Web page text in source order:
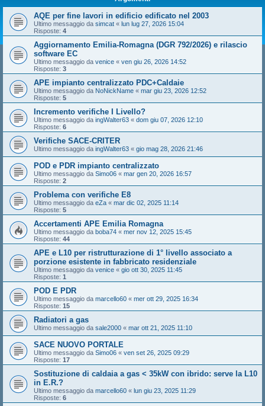
AQE per fine lavori in edificio edificato nel 2003
Ultimo messaggio da simcat « lun lug 27, 2026 15:04
Risposte: 4
Aggiornamento Emilia-Romagna (DGR 792/2026) e rilascio
software EC
Ultimo messaggio da venice « ven giu 26, 2026 14:52
Risposte: 3
APE impianto centralizzato PDC+Caldaie
Ultimo messaggio da NoNickName « mar giu 23, 2026 12:52
Risposte: 5
Incremento verifiche I Livello?
Ultimo messaggio da ingWalter63 « dom giu 07, 2026 12:10
Risposte: 6
Verifiche SACE-CRITER
Ultimo messaggio da ingWalter63 « gio mag 28, 2026 21:46
POD e PDR impianto centralizzato
Ultimo messaggio da Simo06 « mar gen 20, 2026 16:57
Risposte: 2
Problema con verifiche E8
Ultimo messaggio da eZa « mar dic 02, 2025 11:14
Risposte: 5
Accertamenti APE Emilia Romagna
Ultimo messaggio da boba74 « mer nov 12, 2025 15:45
Risposte: 44
APE e L10 per ristrutturazione di 1° livello associato a
porzione esistente in fabbricato residenziale
Ultimo messaggio da venice « gio ott 30, 2025 11:45
Risposte: 1
POD E PDR
Ultimo messaggio da marcello60 « mer ott 29, 2025 16:34
Risposte: 15
Radiatori a gas
Ultimo messaggio da sale2000 « mar ott 21, 2025 11:10
SACE NUOVO PORTALE
Ultimo messaggio da Simo06 « ven set 26, 2025 09:29
Risposte: 17
Sostituzione di caldaia a gas < 35kW con ibrido: serve la L10
in E.R.?
Ultimo messaggio da marcello60 « lun giu 23, 2025 11:29
Risposte: 6